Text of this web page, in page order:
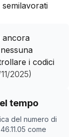
ancora
i codici
2025)
tempo
del numero di
46.11.05 come
ATECO
450